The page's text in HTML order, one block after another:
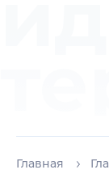
Главная